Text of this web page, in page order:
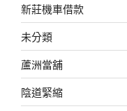
新莊機車借款
未分類
蘆洲當舖
陰道緊縮